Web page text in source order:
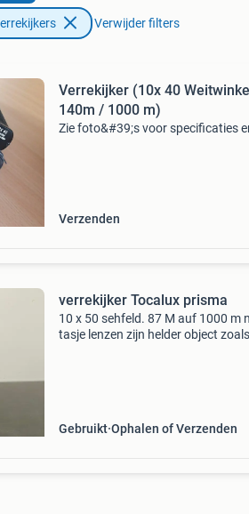
Verwijder filters
Verrekijker (10x 40
140m / 1000 m)
Zie foto&#39;s voor specificaties
Verzenden
verrekijker Tocalux prisma
10 x 50 sehfeld. 87 M auf 1000 m
tasje lenzen zijn helder object
Gebruikt Ophalen of Verzenden